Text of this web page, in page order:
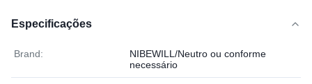
Especificações
Brand:
NIBEWILL/Neutro ou conforme
necessário